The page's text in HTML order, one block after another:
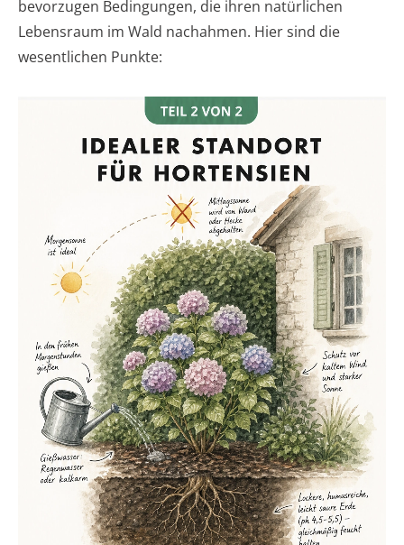
bevorzugen Bedingungen, die ihren natürlichen
Lebensraum im Wald nachahmen. Hier sind die
wesentlichen Punkte: